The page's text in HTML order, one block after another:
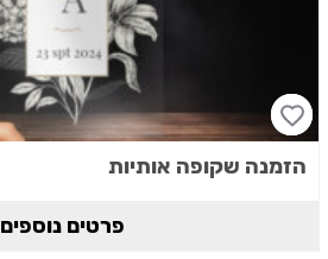
הזמנה שקופה אותיות
פרטים נוספים